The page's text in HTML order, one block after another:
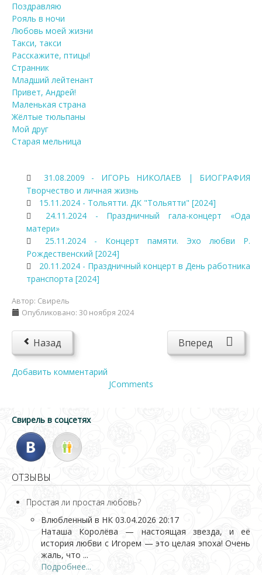
Поздравляю
Рояль в ночи
Любовь моей жизни
Такси, такси
Расскажите, птицы!
Странник
Младший лейтенант
Привет, Андрей!
Маленькая страна
Жёлтые тюльпаны
Мой друг
Старая мельница
31.08.2009 - ИГОРЬ НИКОЛАЕВ | БИОГРАФИЯ
Творчество и личная жизнь
15.11.2024 - Тольятти. ДК "Тольятти" [2024]
24.11.2024 - Праздничный гала-концерт «Ода
матери»
25.11.2024 - Концерт памяти. Эхо любви Р.
Рождественский [2024]
20.11.2024 - Праздничный концерт в День работника
транспорта [2024]
Автор: Свирель
Опубликовано: 30 ноября 2024
Назад Вперед
Добавить комментарий
JComments
Свирель в соцсетях
ОТЗЫВЫ
Простая ли простая любовь?
Влюбленный в НК 03.04.2026 20:17
Наташа Королёва — настоящая звезда, и её
история любви с Игорем — это целая эпоха! Очень
жаль, что ...
Подробнее...